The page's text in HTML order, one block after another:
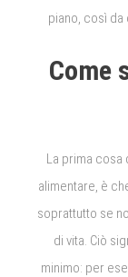
piano, così da
Come
La prima cosa
alimentare, è
soprattutto se
di vita. Ciò
minimo: per